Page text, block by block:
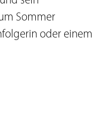
Sommer
oder einem